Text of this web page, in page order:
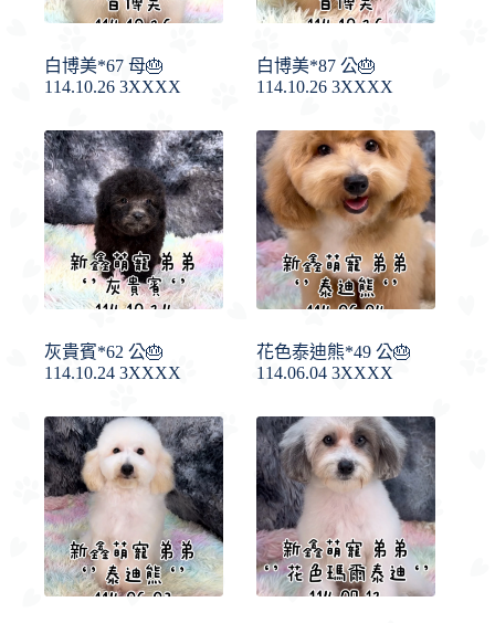
白博美*67 母🎂
114.10.26 3XXXX
白博美*87 公🎂
114.10.26 3XXXX
灰貴賓*62 公🎂
114.10.24 3XXXX
花色泰迪熊*49 公🎂
114.06.04 3XXXX